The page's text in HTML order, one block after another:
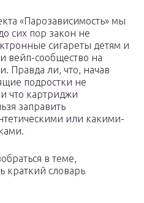
«Парозависимость» мы
сих пор закон не
сигареты детям и
вейп-сообщество на
Правда ли, что, начав
подростки не
что картриджи
заправить
или какими-
в теме,
краткий словарь